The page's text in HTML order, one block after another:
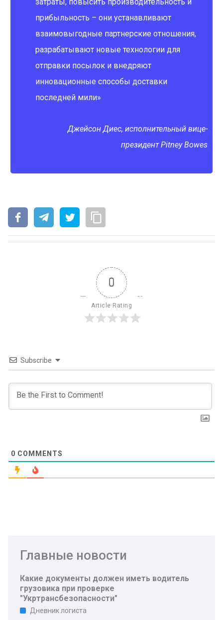
прибыльность – они устанавливают
взаимовыгодные партнерские отношения,
разрабатывают новые технологии для
отправки посылок и внедряют
инновационные способы доставки
последней мили»
Джейсон Диес, исполнительный вице-
президент Pitney Bowes
0
Article Rating
Subscribe
0 COMMENTS
Главные новости
Какие документы должен иметь водитель
грузовика при проверке
"Укртрансбезопасности"
Дневник логиста